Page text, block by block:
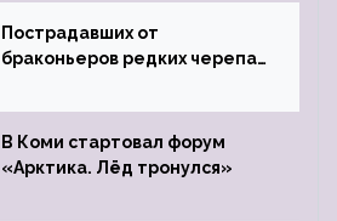
Пострадавших от
браконьеров редких черепах
зоопарк
В Коми стартовал форум
«Арктика. Лёд тронулся»